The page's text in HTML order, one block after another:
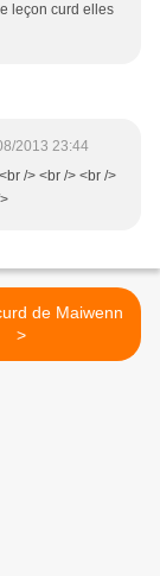
leçon curd elles
2013 23:44
/> <br /> <br />
de Maiwenn
>